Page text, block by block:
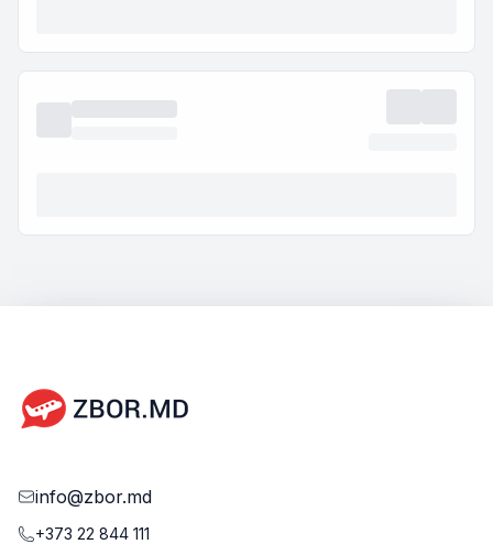
info@zbor.md
+373 22 844 111